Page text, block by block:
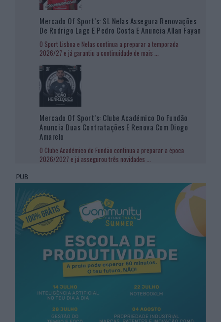
Mercado Of Sport’s: SL Nelas Assegura Renovações
De Rodrigo Lage E Pedro Costa E Anuncia Allan Fayan
O Sport Lisboa e Nelas continua a preparar a temporada
2026/27 e já garantiu a continuidade de mais
Mercado Of Sport’s: Clube Académico Do Fundão
Anuncia Duas Contratações E Renova Com Diogo
Amarelo
O Clube Académico do Fundão continua a preparar a época
2026/2027 e já assegurou três novidades